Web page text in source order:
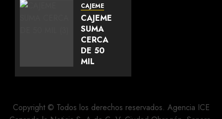
LÍDERES
DEL
SUR DE
SONORA
Y
FORTALECE
MOVIMIENTO
CAJEME
CAJEME
SUMA
CERCA
DE 50
MIL
CALLES
REHABILITADAS
Copyright © Todos los derechos reservados. Agencia ICE